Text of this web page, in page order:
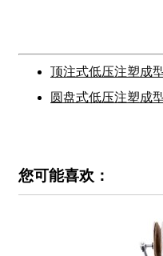
顶注式低压注塑成
圆盘式低压注塑成
您可能喜欢：